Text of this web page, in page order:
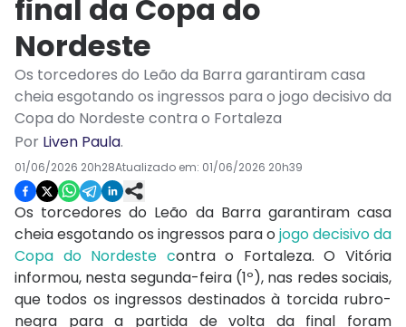
final da Copa do
Nordeste
Os torcedores do Leão da Barra garantiram casa
cheia esgotando os ingressos para o jogo decisivo da
Copa do Nordeste contra o Fortaleza
Por Liven Paula.
01/06/2026 20h28Atualizado em: 01/06/2026 20h39
Os torcedores do Leão da Barra garantiram casa
cheia esgotando os ingressos para o jogo decisivo da
Copa do Nordeste contra o Fortaleza. O Vitória
informou, nesta segunda-feira (1º), nas redes sociais,
que todos os ingressos destinados à torcida rubro-
negra para a partida de volta da final foram